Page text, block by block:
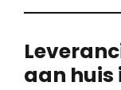
aan huis